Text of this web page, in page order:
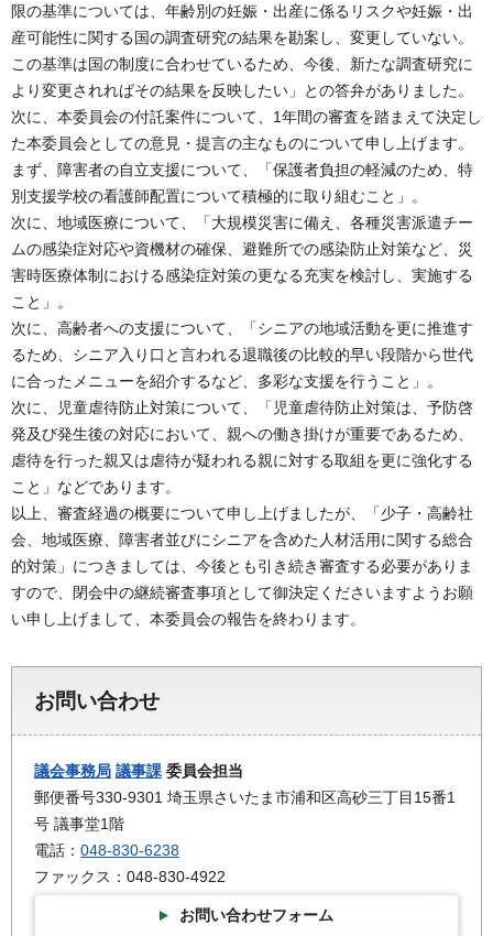
限の基準については、年齢別の妊娠・出産に係るリスクや妊娠・出
産可能性に関する国の調査研究の結果を勘案し、変更していない。
この基準は国の制度に合わせているため、今後、新たな調査研究に
より変更されればその結果を反映したい」との答弁がありました。
次に、本委員会の付託案件について、1年間の審査を踏まえて決定し
た本委員会としての意見・提言の主なものについて申し上げます。
まず、障害者の自立支援について、「保護者負担の軽減のため、特
別支援学校の看護師配置について積極的に取り組むこと」。
次に、地域医療について、「大規模災害に備え、各種災害派遣チー
ムの感染症対応や資機材の確保、避難所での感染防止対策など、災
害時医療体制における感染症対策の更なる充実を検討し、実施する
こと」。
次に、高齢者への支援について、「シニアの地域活動を更に推進す
るため、シニア入り口と言われる退職後の比較的早い段階から世代
に合ったメニューを紹介するなど、多彩な支援を行うこと」。
次に、児童虐待防止対策について、「児童虐待防止対策は、予防啓
発及び発生後の対応において、親への働き掛けが重要であるため、
虐待を行った親又は虐待が疑われる親に対する取組を更に強化する
こと」などであります。
以上、審査経過の概要について申し上げましたが、「少子・高齢社
会、地域医療、障害者並びにシニアを含めた人材活用に関する総合
的対策」につきましては、今後とも引き続き審査する必要がありま
すので、閉会中の継続審査事項として御決定くださいますようお願
い申し上げまして、本委員会の報告を終わります。
お問い合わせ
議会事務局 議事課 委員会担当
郵便番号330-9301 埼玉県さいたま市浦和区高砂三丁目15番1
号 議事堂1階
電話： 048-830-6238
ファックス：048-830-4922
お問い合わせフォーム